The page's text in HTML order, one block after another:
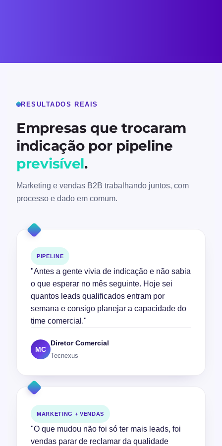
RESULTADOS REAIS
Empresas que trocaram
indicação por pipeline
previsível.
Marketing e vendas B2B trabalhando juntos, com
processo e dado em comum.
PIPELINE
"Antes a gente vivia de indicação e não sabia
o que esperar no mês seguinte. Hoje sei
quantos leads qualificados entram por
semana e consigo planejar a capacidade do
time comercial."
MC
Diretor Comercial
Tecnexus
MARKETING + VENDAS
"O que mudou não foi só ter mais leads, foi
vendas parar de reclamar da qualidade